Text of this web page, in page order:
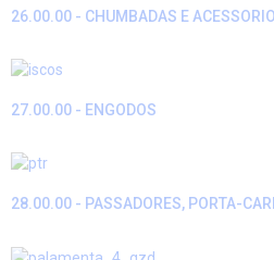
26.00.00 - CHUMBADAS E
27.00.00 - ENGODOS
28.00.00 - PASSADORES, PORTA-